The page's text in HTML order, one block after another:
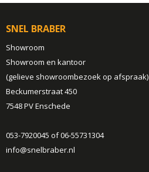
SNEL BRABER
Showroom
Showroom en kantoor
(gelieve showroombezoek op afspraak)
Beckumerstraat 450
7548 PV Enschede
053-7920045 of 06-55731304
info@snelbraber.nl